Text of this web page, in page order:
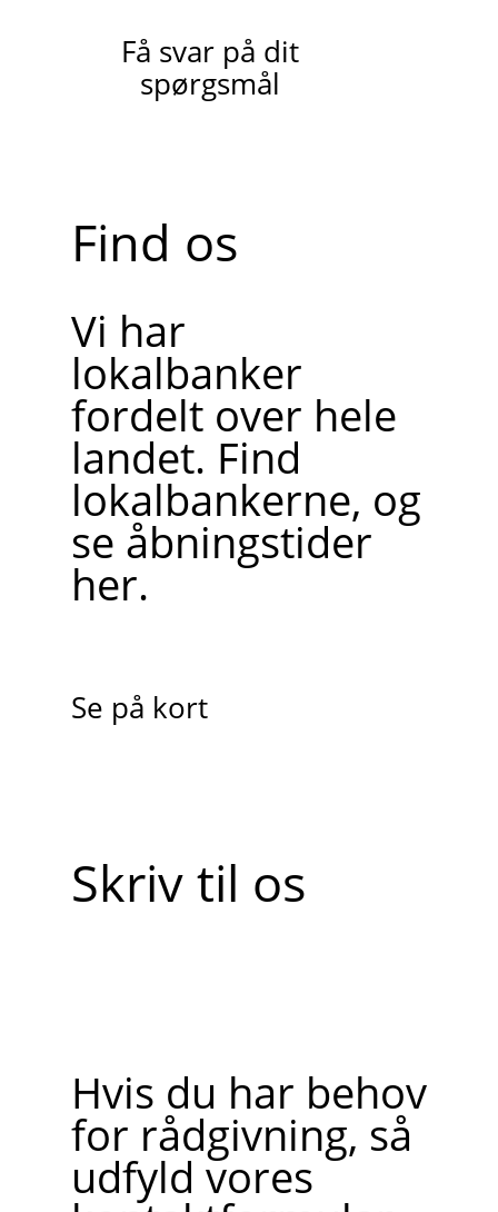
Få svar på dit
spørgsmål
Find os
Vi har
lokalbanker
fordelt over hele
landet. Find
lokalbankerne, og
se åbningstider
her.
Se på kort
Skriv til os
Hvis du har behov
for rådgivning, så
udfyld vores